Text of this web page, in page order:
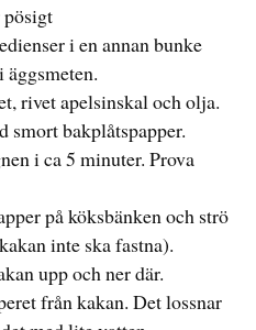
pösigt
i en annan bunke
rivet apelsinskal och olja.
smort bakplåtspapper.
i ca 5 minuter. Prova
på köksbänken och strö
inte ska fastna).
upp och ner där.
från kakan. Det lossnar